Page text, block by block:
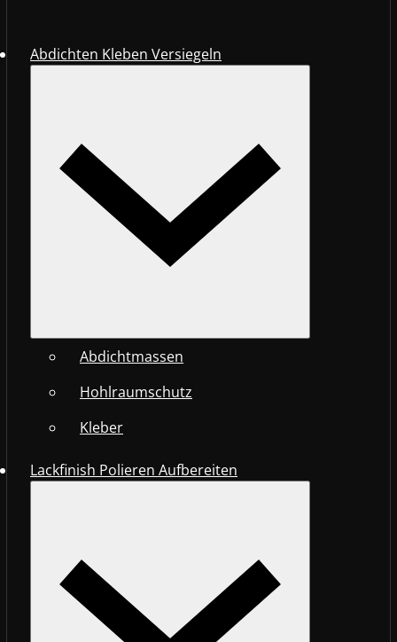
Abdichten Kleben Versiegeln
Abdichtmassen
Hohlraumschutz
Kleber
Lackfinish Polieren Aufbereiten